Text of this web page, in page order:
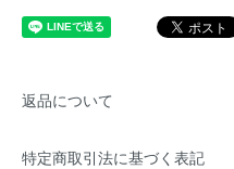
返品について
特定商取引法に基づく表記